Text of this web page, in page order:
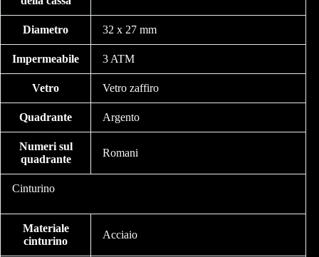
Diametro 32 x 27 mm
Impermeabile 3 ATM
Vetro Vetro zaffiro
Quadrante Argento
Numeri sul
quadrante
Romani
Cinturino
Materiale
cinturino
Acciaio